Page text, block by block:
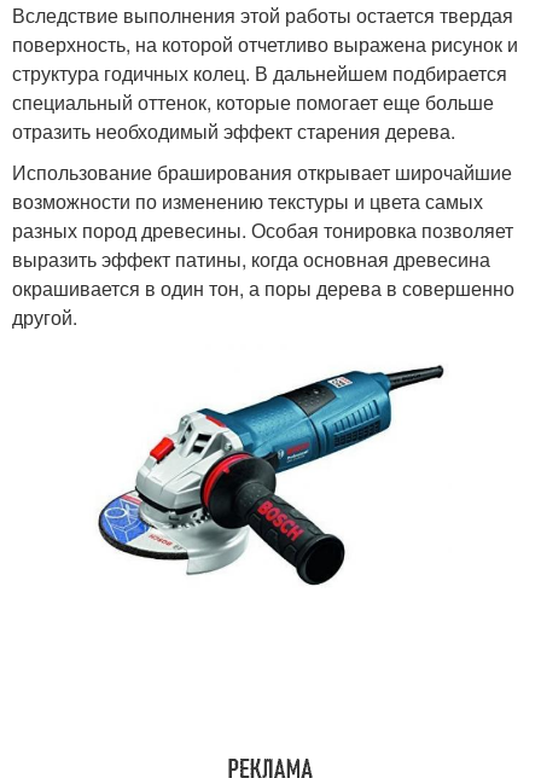
Вследствие выполнения этой работы остается твердая
поверхность, на которой отчетливо выражена рисунок и
структура годичных колец. В дальнейшем подбирается
специальный оттенок, которые помогает еще больше
отразить необходимый эффект старения дерева.
Использование браширования открывает широчайшие
возможности по изменению текстуры и цвета самых
разных пород древесины. Особая тонировка позволяет
выразить эффект патины, когда основная древесина
окрашивается в один тон, а поры дерева в совершенно
другой.